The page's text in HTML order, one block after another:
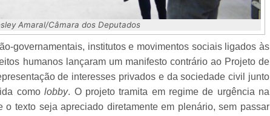
Amaral/Câmara dos Deputados
governamentais, institutos e movimentos sociais ligados às
humanos lançaram um manifesto contrário ao Projeto de
de interesses privados e da sociedade civil junto
comolobby. O projeto tramita em regime de urgência na
o texto seja apreciado diretamente em plenário, sem passar